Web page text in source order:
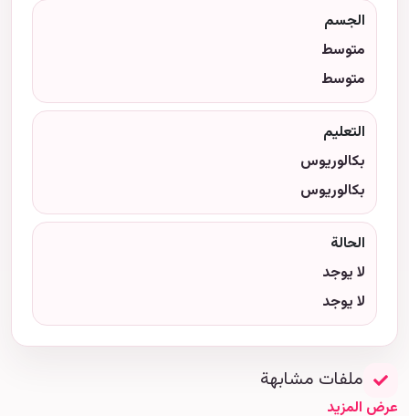
الجسم
متوسط
متوسط
التعليم
بكالوريوس
بكالوريوس
الحالة
لا يوجد
لا يوجد
ملفات مشابهة
عرض المزيد